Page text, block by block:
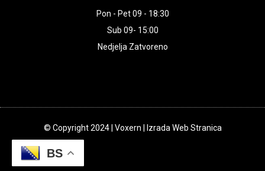
Pon - Pet 09 - 18:30
Sub 09- 15:00
Nedjelja Zatvoreno
© Copyright 2024 | Voxern | Izrada Web Stranica
BS